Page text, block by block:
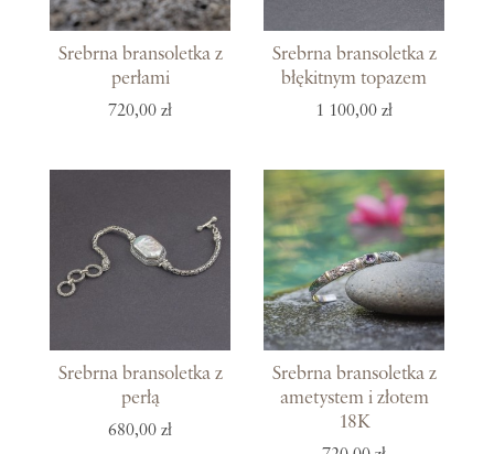
Srebrna bransoletka z
perłami
720,00 zł
Srebrna bransoletka z
błękitnym topazem
1 100,00 zł
Srebrna bransoletka z
perłą
680,00 zł
Srebrna bransoletka z
ametystem i złotem
18K